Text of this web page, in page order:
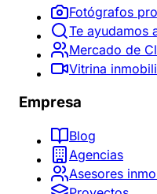
Fotógrafos
Te ayudamos
Mercado de
Vitrina
Empresa
Blog
Agencias
Asesores